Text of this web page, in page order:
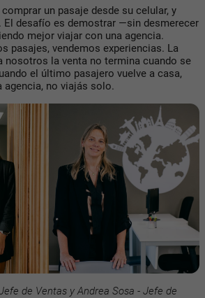
un pasaje desde su celular, y
desafío es demostrar —sin desmerecer
mejor viajar con una agencia.
pasajes, vendemos experiencias. La
nosotros la venta no termina cuando se
el último pasajero vuelve a casa,
agencia, no viajás solo.
de Ventas y Andrea Sosa - Jefe de